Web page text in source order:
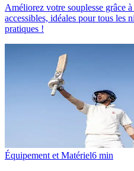
Améliorez votre souplesse grâce
accessibles, idéales pour tous les
pratiques !
Équipement et Matériel6 min